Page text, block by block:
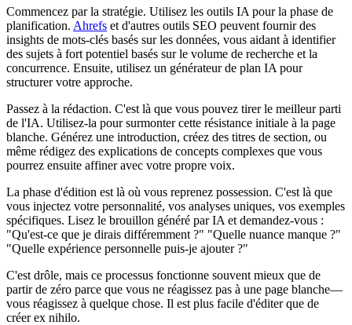
Commencez par la stratégie. Utilisez les outils IA pour la phase de
planification. Ahrefs et d'autres outils SEO peuvent fournir des
insights de mots-clés basés sur les données, vous aidant à identifier
des sujets à fort potentiel basés sur le volume de recherche et la
concurrence. Ensuite, utilisez un générateur de plan IA pour
structurer votre approche.
Passez à la rédaction. C'est là que vous pouvez tirer le meilleur parti
de l'IA. Utilisez-la pour surmonter cette résistance initiale à la page
blanche. Générez une introduction, créez des titres de section, ou
même rédigez des explications de concepts complexes que vous
pourrez ensuite affiner avec votre propre voix.
La phase d'édition est là où vous reprenez possession. C'est là que
vous injectez votre personnalité, vos analyses uniques, vos exemples
spécifiques. Lisez le brouillon généré par IA et demandez-vous :
"Qu'est-ce que je dirais différemment ?" "Quelle nuance manque ?"
"Quelle expérience personnelle puis-je ajouter ?"
C'est drôle, mais ce processus fonctionne souvent mieux que de
partir de zéro parce que vous ne réagissez pas à une page blanche—
vous réagissez à quelque chose. Il est plus facile d'éditer que de
créer ex nihilo.